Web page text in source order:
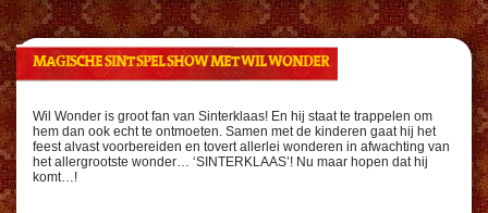
MAGISCHE SINT SPEL SHOW MET WIL WONDER
Wil Wonder is groot fan van Sinterklaas! En hij staat te trappelen om
hem dan ook echt te ontmoeten. Samen met de kinderen gaat hij het
feest alvast voorbereiden en tovert allerlei wonderen in afwachting van
het allergrootste wonder… ‘SINTERKLAAS’! Nu maar hopen dat hij
komt…!